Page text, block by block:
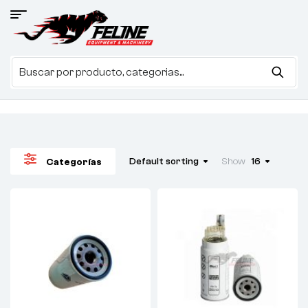
Categorías Default sorting Show 16